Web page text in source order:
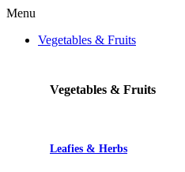
Menu
Vegetables & Fruits
Vegetables & Fruits
Leafies & Herbs